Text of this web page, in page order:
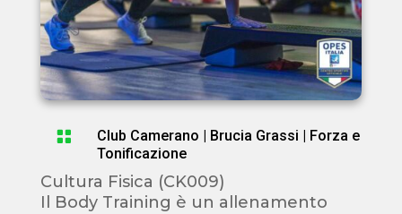
 Club Camerano | Brucia Grassi | Forza e
Tonificazione
Cultura Fisica (CK009)
Il Body Training è un allenamento